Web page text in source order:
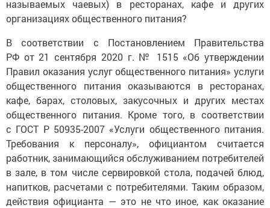
называемых чаевых) в ресторанах, кафе и других
организациях общественного питания?
В соответствии с Постановлением Правительства
РФ от 21 сентября 2020 г. № 1515 «Об утверждении
Правил оказания услуг общественного питания» услуги
общественного питания оказываются в ресторанах,
кафе, барах, столовых, закусочных и других местах
общественного питания. Кроме того, в соответствии
с ГОСТ Р 50935-2007 «Услуги общественного питания.
Требования к персоналу», официантом считается
работник, занимающийся обслуживанием потребителей
в зале, в том числе сервировкой стола, подачей блюд,
напитков, расчетами с потребителями. Таким образом,
действия официанта — это не что иное, как оказание